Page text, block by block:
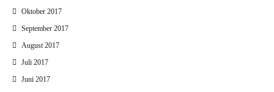
Oktober 2017
September 2017
August 2017
Juli 2017
Juni 2017